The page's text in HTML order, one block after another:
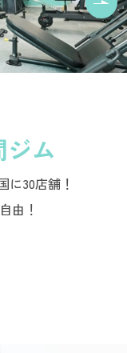
ム
に30店舗！
由！